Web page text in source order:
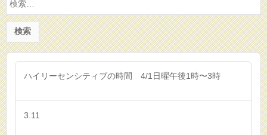
索:
ハイリーセンシティブの時間 4/1日曜午後1時〜3時
3.11